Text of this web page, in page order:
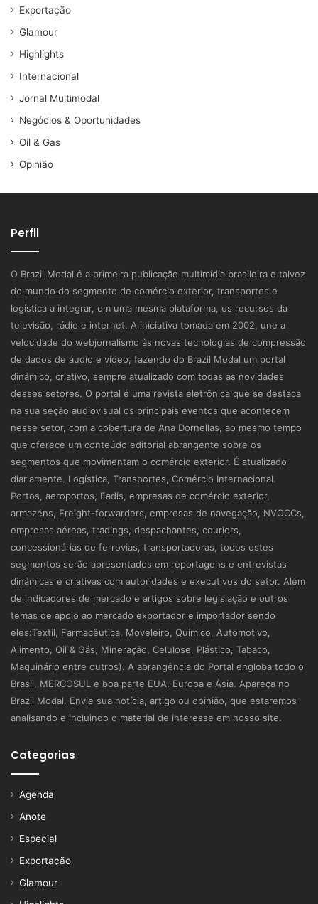
Exportação
Glamour
Highlights
Internacional
Jornal Multimodal
Negócios & Oportunidades
Oil & Gas
Opinião
Perfil
O Brazil Modal é a primeira publicação multimídia brasileira e talvez
do mundo do segmento de comércio exterior, transportes e
logística a integrar, em uma mesma plataforma, os recursos da
televisão, rádio e internet. A iniciativa tomada em 2002, une a
velocidade do webjornalismo às novas tecnologias de compressão
de dados de áudio e vídeo, fazendo do Brazil Modal um portal
dinâmico, criativo, sempre atualizado com todas as novidades
desses setores. O portal é uma revista eletrônica que se destaca
na sua seção audiovisual os principais eventos que acontecem
nesse setor, com a cobertura de Ana Dornellas, ao mesmo tempo
que oferece um conteúdo editorial abrangente sobre os
segmentos que movimentam o comércio exterior. É atualizado
diariamente. Logística, Transportes, Comércio Internacional.
Portos, aeroportos, Eadis, empresas de comércio exterior,
armazéns, Freight-forwarders, empresas de navegação, NVOCCs,
empresas aéreas, tradings, despachantes, couriers,
concessionárias de ferrovias, transportadoras, todos estes
segmentos serão apresentados em reportagens e entrevistas
dinâmicas e criativas com autoridades e executivos do setor. Além
de indicadores de mercado e artigos sobre legislação e outros
temas de apoio ao mercado exportador e importador sendo
eles:Textil, Farmacêutica, Moveleiro, Químico, Automotivo,
Alimento, Oil & Gás, Mineração, Celulose, Plástico, Tabaco,
Maquinário entre outros). A abrangência do Portal engloba todo o
Brasil, MERCOSUL e boa parte EUA, Europa e Ásia. Apareça no
Brazil Modal. Envie sua notícia, artigo ou opinião, que estaremos
analisando e incluindo o material de interesse em nosso site.
Categorias
Agenda
Anote
Especial
Exportação
Glamour